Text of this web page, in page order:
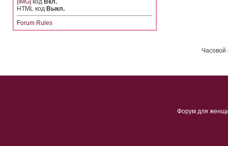
[IMG] код Вкл.
HTML код Выкл.
Forum Rules
Часовой
Форум для